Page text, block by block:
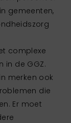
gemeenten,
complexe
in de GGZ.
merken ook
die
Er moet